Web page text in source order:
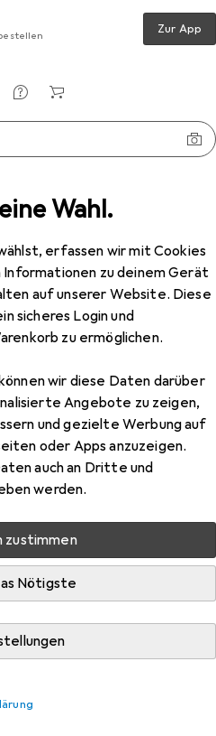
Wahl.
erfassen wir mit Cookies
Informationen zu deinem Gerät
auf unserer Website. Diese
sicheres Login und
zu ermöglichen.
wir diese Daten darüber
Angebote zu zeigen,
und gezielte Werbung auf
oder Apps anzuzeigen.
auch an Dritte und
werden.
zustimmen
Nötigste
Zur App
R-Line
R-Line
cm
R-Line
zum Produkt Vicco
der Kategorie